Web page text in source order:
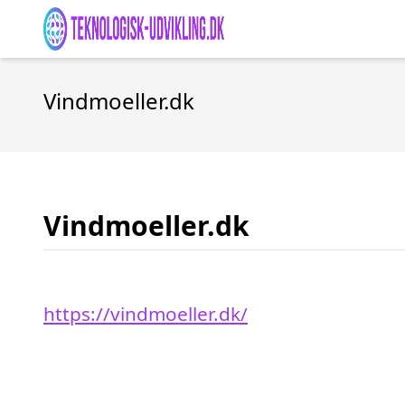
Vindmoeller.dk
Vindmoeller.dk
https://vindmoeller.dk/